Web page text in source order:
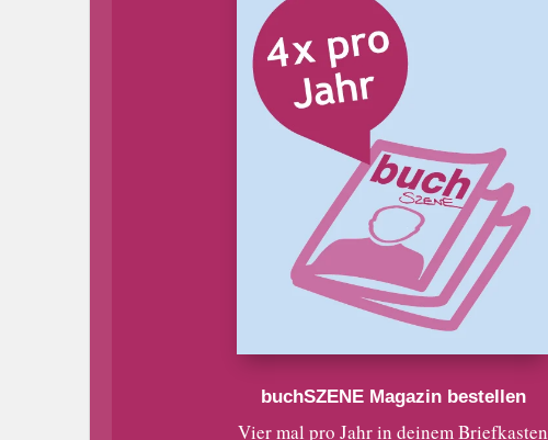
buchSZENE Magazin bestellen
Vier mal pro Jahr in deinem Briefkasten